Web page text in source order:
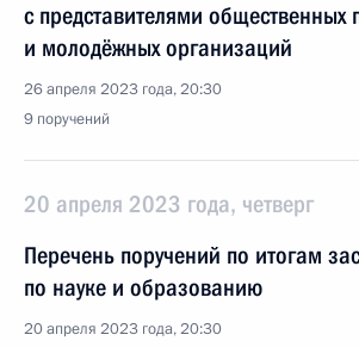
с представителями общественных
и молодёжных организаций
26 апреля 2023 года, 20:30
9 поручений
20 апреля 2023 года, четверг
Перечень поручений по итогам
по науке и образованию
20 апреля 2023 года, 20:30